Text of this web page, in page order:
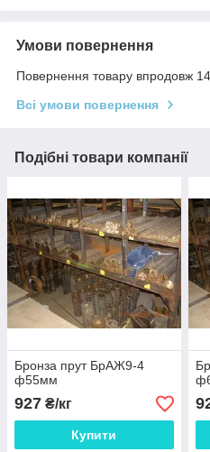
Умови повернення
Повернення товару впродовж
Всі умови повернення
Подібні товари компанії
Бронза прут БрАЖ9-4
ф55мм
927 ₴/кг
Купити